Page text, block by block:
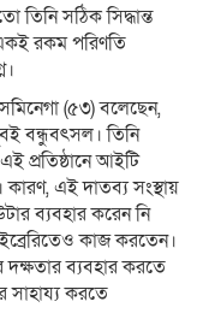
সঠিক সিদ্ধান্ত
একই রকম পরিণতি
(৫৩) বলেছেন,
বন্ধুবৎসল। তিনি
প্রতিষ্ঠানে আইটি
এই দাতব্য সংস্থায়
ব্যবহার করেন নি
কাজ করতেন।
দক্ষতার ব্যবহার করতে
সাহায্য করতে